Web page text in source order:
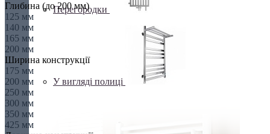
Перегородки
У вигляді полиці
Глибина (до 200 мм)
125 мм
140 мм
165 мм
200 мм
Ширина конструкції
175 мм
200 мм
250 мм
300 мм
350 мм
425 мм